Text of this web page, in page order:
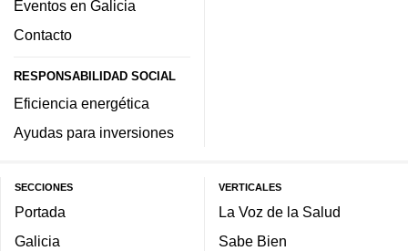
Eventos en Galicia
Contacto
RESPONSABILIDAD SOCIAL
Eficiencia energética
Ayudas para inversiones
SECCIONES
Portada
Galicia
VERTICALES
La Voz de la Salud
Sabe Bien